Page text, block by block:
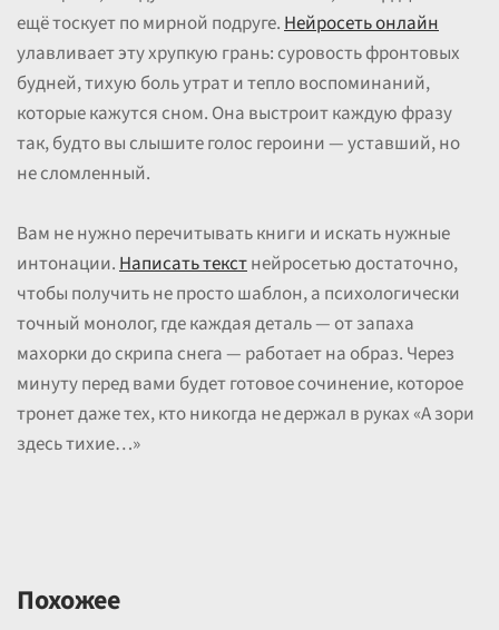
ещё тоскует по мирной подруге.Нейросеть онлайн
улавливает эту хрупкую грань: суровость фронтовых
будней, тихую боль утрат и тепло воспоминаний,
которые кажутся сном. Она выстроит каждую фразу
так, будто вы слышите голос героини — уставший, но
не сломленный.
Вам не нужно перечитывать книги и искать нужные
интонации.Написать текстнейросетью достаточно,
чтобы получить не просто шаблон, а психологически
точный монолог, где каждая деталь — от запаха
махорки до скрипа снега — работает на образ. Через
минуту перед вами будет готовое сочинение, которое
тронет даже тех, кто никогда не держал в руках «А зори
здесь тихие…»
Похожее